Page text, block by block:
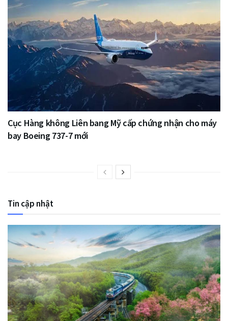
Cục Hàng không Liên bang Mỹ cấp chứng nhận cho máy
bay Boeing 737-7 mới
Tin cập nhật